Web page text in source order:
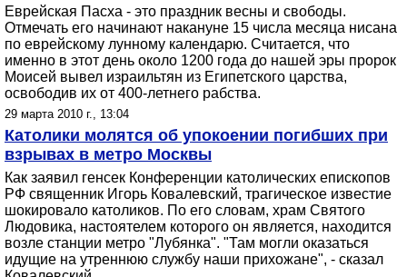
Еврейская Пасха - это праздник весны и свободы.
Отмечать его начинают накануне 15 числа месяца нисана
по еврейскому лунному календарю. Считается, что
именно в этот день около 1200 года до нашей эры пророк
Моисей вывел израильтян из Египетского царства,
освободив их от 400-летнего рабства.
29 марта 2010 г., 13:04
Католики молятся об упокоении погибших при
взрывах в метро Москвы
Как заявил генсек Конференции католических епископов
РФ священник Игорь Ковалевский, трагическое известие
шокировало католиков. По его словам, храм Святого
Людовика, настоятелем которого он является, находится
возле станции метро "Лубянка". "Там могли оказаться
идущие на утреннюю службу наши прихожане", - сказал